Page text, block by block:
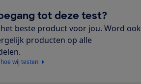
tot deze test?
beste product voor jou. Word ook
producten op alle
wij testen